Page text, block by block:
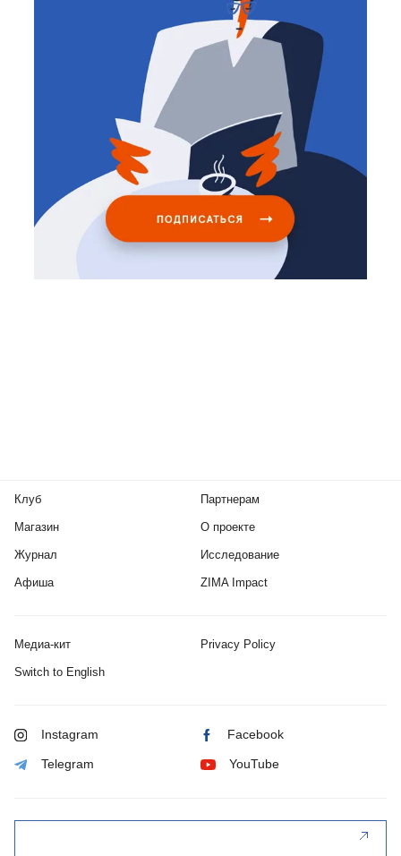
Клуб
Магазин
Журнал
Афиша
Партнерам
О проекте
Исследование
ZIMA Impact
Медиа-кит Privacy Policy
Switch to English
Instagram Facebook
Telegram YouTube